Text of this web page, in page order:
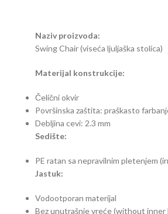
Naziv proizvoda:
Swing Chair (viseća ljuljaška stolica)
Materijal konstrukcije:
Čelični okvir
Površinska zaštita: praškasto
Debljina cevi: 2.3 mm
Sedište:
PE ratan sa nepravilnim pletenjem
Jastuk:
Vodootporan materijal
Bez unutrašnje vreće (without inner